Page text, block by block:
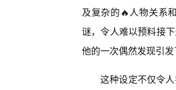
及复杂的🔥人物关系
谜，令人难以预料接
他的一次偶然发现引发
这种设定不仅令